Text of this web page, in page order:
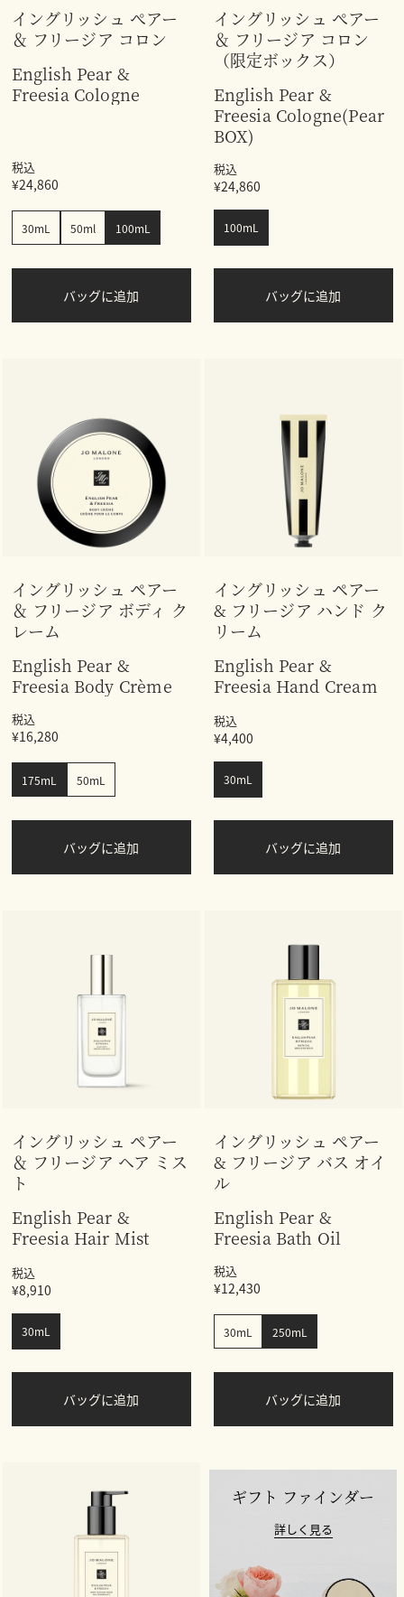
イングリッシュ ぺアー
＆ フリージア コロン
English Pear &
Freesia Cologne
税込
¥24,860
30mL 50ml 100mL
バッグに追加
イングリッシュ ぺアー
＆ フリージア コロン
（限定ボックス）
English Pear &
Freesia Cologne(Pear
BOX)
税込
¥24,860
100mL
バッグに追加
イングリッシュ ペアー
＆ フリージア ボディ ク
レーム
English Pear &
Freesia Body Crème
税込
¥16,280
175mL 50mL
バッグに追加
イングリッシュ ペアー
& フリージア ハンド ク
リーム
English Pear &
Freesia Hand Cream
税込
¥4,400
30mL
バッグに追加
イングリッシュ ペアー
＆ フリージア ヘア ミス
ト
English Pear &
Freesia Hair Mist
税込
¥8,910
30mL
バッグに追加
イングリッシュ ペアー
& フリージア バス オイ
ル
English Pear &
Freesia Bath Oil
税込
¥12,430
30mL 250mL
バッグに追加
ギフト ファインダー
詳しく見る